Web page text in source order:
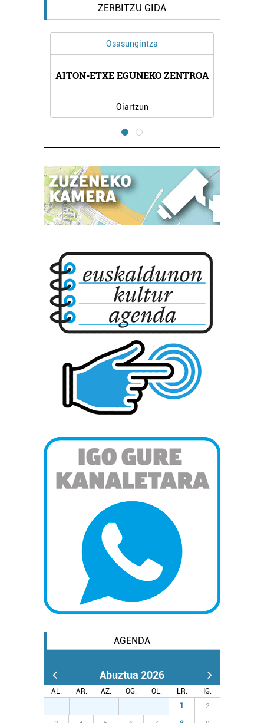
ZERBITZU GIDA
Osasungintza
AITON-ETXE EGUNEKO ZENTROA
Oiartzun
AGENDA
Abuztua 2026
AL. AR. AZ. OG. OL. LR.
IG.
1 2